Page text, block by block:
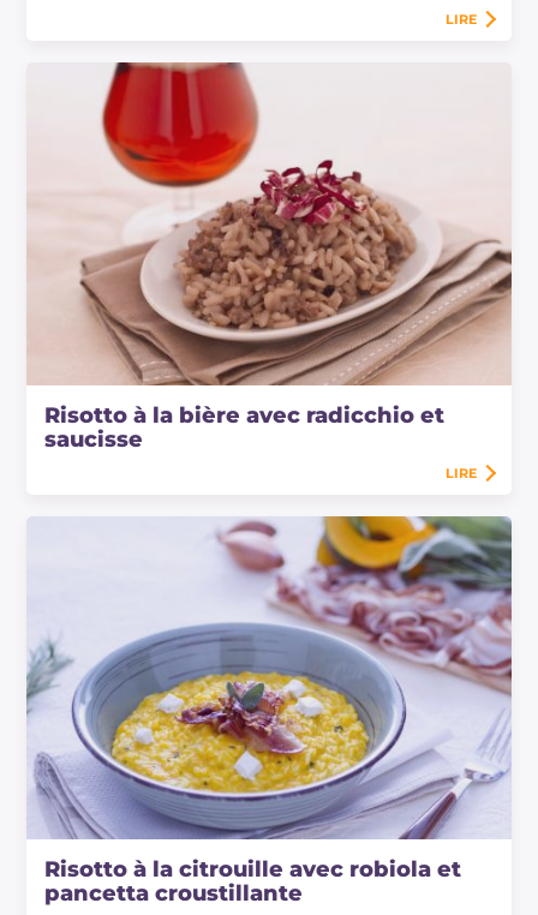
LIRE
Risotto à la bière avec radicchio et
saucisse
LIRE
Risotto à la citrouille avec robiola et
pancetta croustillante